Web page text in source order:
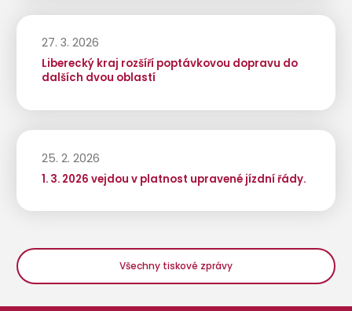
27. 3. 2026
Liberecký kraj rozšíří poptávkovou dopravu do
dalších dvou oblastí
25. 2. 2026
1. 3. 2026 vejdou v platnost upravené jízdní řády.
Všechny tiskové zprávy